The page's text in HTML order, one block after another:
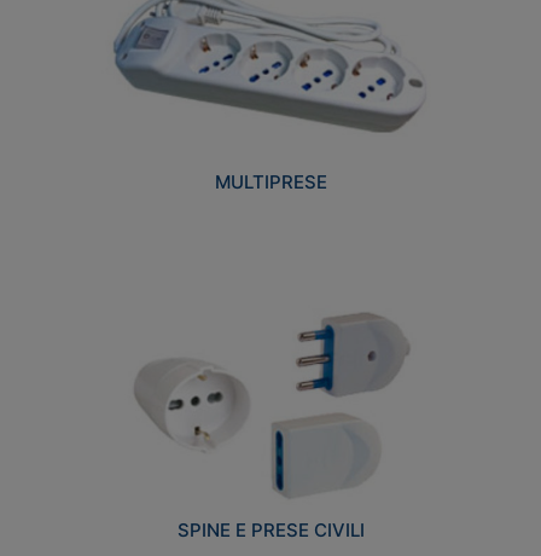
MULTIPRESE
SPINE E PRESE CIVILI